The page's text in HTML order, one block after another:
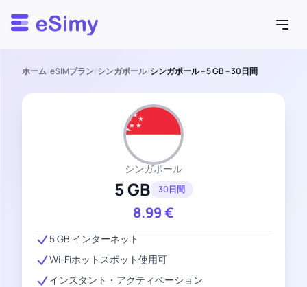
Esimy
ホーム/eSIMプラン/シンガポール/シンガポール – 5 GB – 30日間
シンガポール
5 GB 30日間
8.99€
5 GB インターネット
Wi-Fiホットスポット使用可
インスタント・アクティベーション